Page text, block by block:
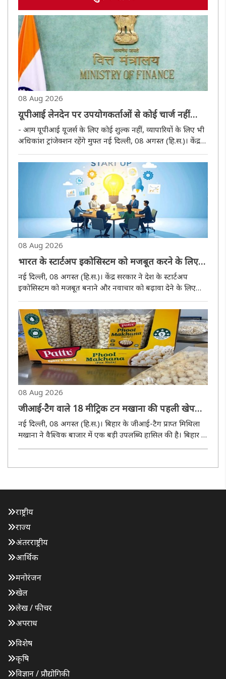
08 Aug 2026
यूपीआई लेनदेन पर उपयोगकर्ताओं से कोई चार्ज नहीं
लिया जाएगा: वित्त मंत्रालय
- आम यूपीआई यूजर्स के लिए कोई शुल्क नहीं, व्यापारियों के लिए भी
अधिकांश ट्रांजेक्शन रहेंगे मुफ्त नई दिल्ली, 08 अगस्त (हि.स.)। केंद्र
बीच शुल्क को लेकर जारी भ्रम को दूर करते हुए सफाई..
08 Aug 2026
भारत के स्टार्टअप इकोसिस्टम को मजबूत करने के लिए
पांच एमओयू पर हुए हस्ताक्षर
नई दिल्ली, 08 अगस्त (हि.स.)। केंद्र सरकार ने देश के स्टार्टअप
इकोसिस्टम को मजबूत बनाने और नवाचार को बढ़ावा देने के लिए
रणनीतिक समझौते किए हैं, जिसका उद्देश्य स्टार्टअप्स को वित्तीय, ..
08 Aug 2026
जीआई-टैग वाले 18 मीट्रिक टन मखाना की पहली खेप
बिहार से ऑस्ट्रेलिया भेजी गई
नई दिल्ली, 08 अगस्त (हि.स.)। बिहार के जीआई-टैग प्राप्त मिथिला
मखाना ने वैश्विक बाजार में एक बड़ी उपलब्धि हासिल की है। बिहार के
राष्ट्रीय
राज्य
अंतरराष्ट्रीय
आर्थिक
मनोरंजन
खेल
लेख / फीचर
अपराध
विशेष
कृषि
विज्ञान / प्रौद्योगिकी